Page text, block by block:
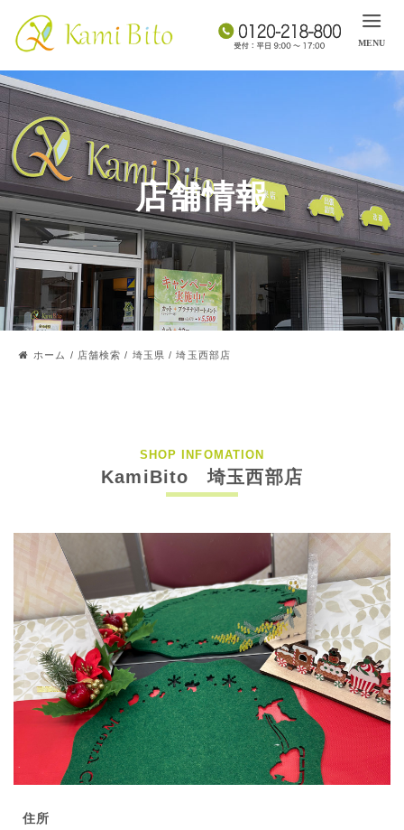
店舗情報
ホーム / 店舗検索 / 埼玉県 / 埼玉西部店
SHOP INFOMATION
KamiBito 埼玉西部店
住所